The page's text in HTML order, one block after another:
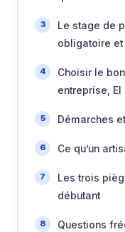
Le stage de
obligatoire et
Choisir le
entreprise,
Démarches
Ce qu’un
Les trois
débutant
Questions